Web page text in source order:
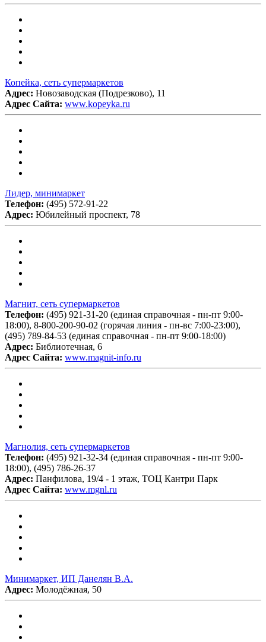
Копейка, сеть супермаркетов
Адрес: Новозаводская (Подрезково), 11
Адрес Сайта: www.kopeyka.ru
Лидер, минимаркет
Телефон: (495) 572-91-22
Адрес: Юбилейный проспект, 78
Магнит, сеть супермаркетов
Телефон: (495) 921-31-20 (единая справочная - пн-пт 9:00-
18:00), 8-800-200-90-02 (горячая линия - пн-вс 7:00-23:00),
(495) 789-84-53 (единая справочная - пн-пт 9:00-18:00)
Адрес: Библиотечная, 6
Адрес Сайта: www.magnit-info.ru
Магнолия, сеть супермаркетов
Телефон: (495) 921-32-34 (единая справочная - пн-пт 9:00-
18:00), (495) 786-26-37
Адрес: Панфилова, 19/4 - 1 этаж, ТОЦ Кантри Парк
Адрес Сайта: www.mgnl.ru
Минимаркет, ИП Данелян В.А.
Адрес: Молодёжная, 50